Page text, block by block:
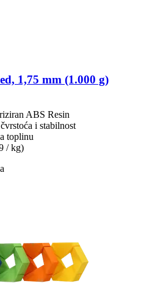
1,75 mm (1.000 g)
ABS Resin
i stabilnost
toplinu
/ kg)